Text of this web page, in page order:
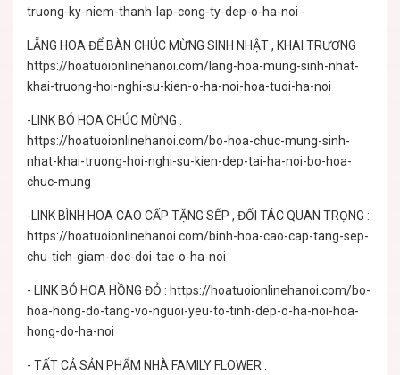
truong-ky-niem-thanh-lap-cong-ty-dep-o-ha-noi -
LẴNG HOA ĐỂ BÀN CHÚC MỪNG SINH NHẬT , KHAI TRƯƠNG
https://hoatuoionlinehanoi.com/lang-hoa-mung-sinh-nhat-
khai-truong-hoi-nghi-su-kien-o-ha-noi-hoa-tuoi-ha-noi
-LINK BÓ HOA CHÚC MỪNG :
https://hoatuoionlinehanoi.com/bo-hoa-chuc-mung-sinh-
nhat-khai-truong-hoi-nghi-su-kien-dep-tai-ha-noi-bo-hoa-
chuc-mung
-LINK BÌNH HOA CAO CẤP TẶNG SẾP , ĐỐI TÁC QUAN TRỌNG :
https://hoatuoionlinehanoi.com/binh-hoa-cao-cap-tang-sep-
chu-tich-giam-doc-doi-tac-o-ha-noi
- LINK BÓ HOA HỒNG ĐỎ : https://hoatuoionlinehanoi.com/bo-
hoa-hong-do-tang-vo-nguoi-yeu-to-tinh-dep-o-ha-noi-hoa-
hong-do-ha-noi
- TẤT CẢ SẢN PHẨM NHÀ FAMILY FLOWER :